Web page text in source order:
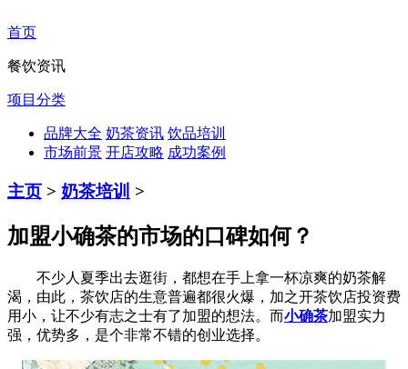
首页
餐饮资讯
项目分类
品牌大全 奶茶资讯 饮品培训
市场前景 开店攻略 成功案例
主页 > 奶茶培训 >
加盟小确茶的市场的口碑如何？
不少人夏季出去逛街，都想在手上拿一杯凉爽的奶茶解
渴，由此，茶饮店的生意普遍都很火爆，加之开茶饮店投资费
用小，让不少有志之士有了加盟的想法。而小确茶加盟实力
强，优势多，是个非常不错的创业选择。